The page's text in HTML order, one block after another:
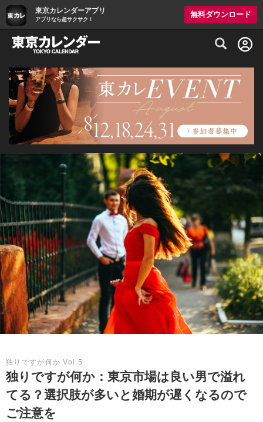
東京カレンダーアプリ
アプリなら超サクサク！
無料ダウンロード
グルメ情報・プレミアムレストラン予約
独りですが何か Vol.5
独りですが何か：東京市場は良い男で溢れ
てる？選択肢が多いと婚期が遅くなるので
ご注意を